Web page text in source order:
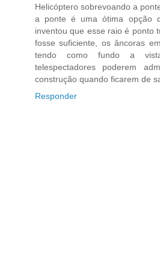
Helicóptero sobrevoando a
a ponte é uma ótima opção
inventou que esse raio é ponto
fosse suficiente, os âncoras
tendo como fundo a
telespectadores poderem
construção quando ficarem de
Responder